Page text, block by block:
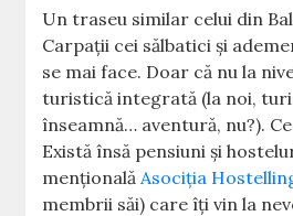
Un traseu similar celui din
Carpații cei sălbatici și
se mai face. Doar că nu la
turistică integrată (la noi,
înseamnă… aventură, nu?).
Există însă pensiuni și
mențională Asociția
membrii săi) care îți vin la